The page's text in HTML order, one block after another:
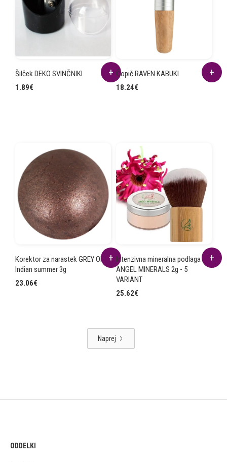
Šilček DEKO SVINČNIKI
1.89€
Čopič RAVEN KABUKI
18.24€
Korektor za narastek GREY OFF
Indian summer 3g
23.06€
Intenzivna mineralna podlaga
ANGEL MINERALS 2g - 5
VARIANT
25.62€
Naprej
ODDELKI